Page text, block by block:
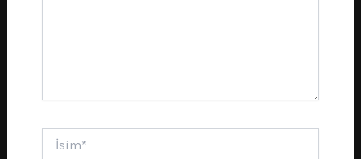
İsim*